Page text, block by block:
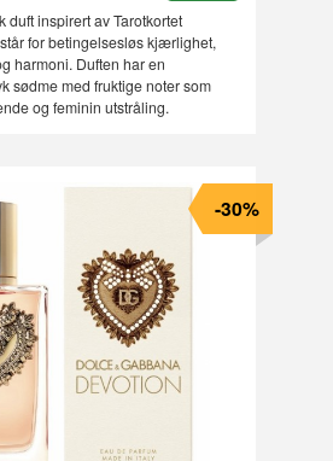
duft inspirert av Tarotkortet
for betingelsesløs kjærlighet,
harmoni. Duften har en
sødme med fruktige noter som
og feminin utstråling.
-30%